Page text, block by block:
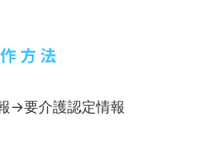
方 法
->要介護認定情報